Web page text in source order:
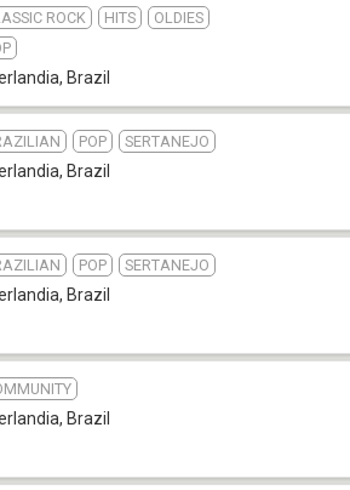
ROCK HITS
OLDIES
, Brazil
POP SERTANEJO
, Brazil
POP SERTANEJO
, Brazil
, Brazil